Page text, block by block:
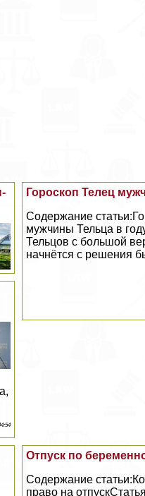
Гороскоп Телец
Содержание
мужчины Тельца в
Тельцов с большой
начнётся с решения
Отпуск по
Содержание
право на